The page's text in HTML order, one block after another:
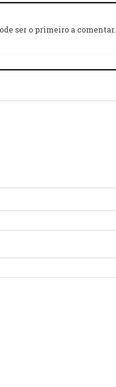
ser o primeiro a comentar.